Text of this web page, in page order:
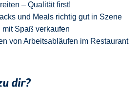
– Qualität first!
und Meals richtig gut in Szene
mit Spaß verkaufen
von Arbeitsabläufen im Restaurant
dir?